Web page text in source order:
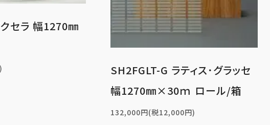
セラ 幅1270㎜
SH2FGLT-G ラティス･グラッセ
幅1270㎜×30ｍ ロール/箱
132,000円(税12,000円)